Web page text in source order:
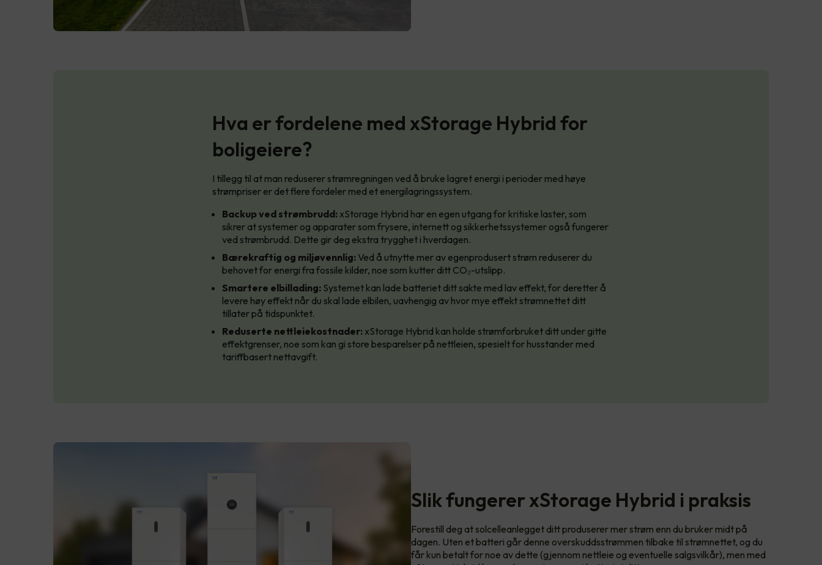
Hva er fordelene med xStorage Hybrid for
boligeiere?
I tillegg til at man reduserer strømregningen ved å bruke lagret energi i perioder med høye
strømpriser er det flere fordeler med et energilagringssystem.
Backup ved strømbrudd:xStorage Hybrid har en egen utgang for kritiske laster, som
sikrer at systemer og apparater som frysere, internett og sikkerhetssystemer også fungerer
ved strømbrudd. Dette gir deg ekstra trygghet i hverdagen.
Bærekraftig og miljøvennlig: Ved å utnytte mer av egenprodusert strøm reduserer du
behovet for energi fra fossile kilder, noe som kutter ditt CO₂-utslipp.
Smartere elbillading: Systemet kan lade batteriet ditt sakte med lav effekt, for deretter å
levere høy effekt når du skal lade elbilen, uavhengig av hvor mye effekt strømnettet ditt
tillater på tidspunktet.
Reduserte nettleiekostnader:xStorage Hybrid kan holde strømforbruket ditt under gitte
effektgrenser, noe som kan gi store besparelser på nettleien, spesielt for husstander med
tariffbasert nettavgift.
Slik fungerer xStorage Hybrid i praksis
Forestill deg at solcelleanlegget ditt produserer mer strøm enn du bruker midt på
dagen. Uten et batteri går denne overskuddsstrømmen tilbake til strømnettet, og du
får kun betalt for noe av dette (gjennom nettleie og eventuelle salgsvilkår), men med